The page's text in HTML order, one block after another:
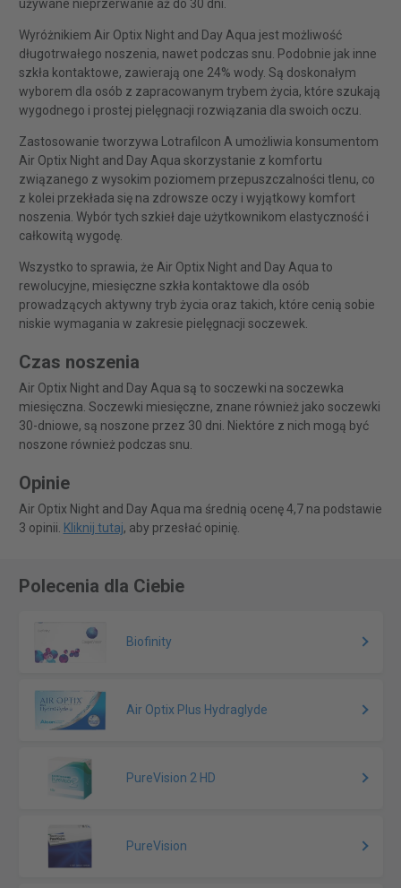
używane nieprzerwanie aż do 30 dni.
Wyróżnikiem Air Optix Night and Day Aqua jest możliwość
długotrwałego noszenia, nawet podczas snu. Podobnie jak inne
szkła kontaktowe, zawierają one 24% wody. Są doskonałym
wyborem dla osób z zapracowanym trybem życia, które szukają
wygodnego i prostej pielęgnacji rozwiązania dla swoich oczu.
Zastosowanie tworzywa Lotrafilcon A umożliwia konsumentom
Air Optix Night and Day Aqua skorzystanie z komfortu
związanego z wysokim poziomem przepuszczalności tlenu, co
z kolei przekłada się na zdrowsze oczy i wyjątkowy komfort
noszenia. Wybór tych szkieł daje użytkownikom elastyczność i
całkowitą wygodę.
Wszystko to sprawia, że Air Optix Night and Day Aqua to
rewolucyjne, miesięczne szkła kontaktowe dla osób
prowadzących aktywny tryb życia oraz takich, które cenią sobie
niskie wymagania w zakresie pielęgnacji soczewek.
Czas noszenia
Air Optix Night and Day Aqua są to soczewki na soczewka
miesięczna. Soczewki miesięczne, znane również jako soczewki
30-dniowe, są noszone przez 30 dni. Niektóre z nich mogą być
noszone również podczas snu.
Opinie
Air Optix Night and Day Aqua ma średnią ocenę 4,7 na podstawie
3 opinii. Kliknij tutaj, aby przesłać opinię.
Polecenia dla Ciebie
Biofinity
Air Optix Plus Hydraglyde
PureVision 2 HD
PureVision